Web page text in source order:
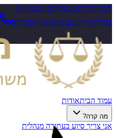
לשיחת חירום בפלילים ובעתירות
בהולות חייגו עכשיו077-997-6892
עמוד הביתאודות
מה קרה?
אני צריך סיוע בעתירה מנהלית